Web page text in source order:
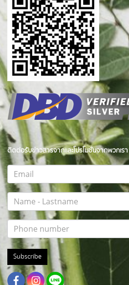
ติดต่อรับข่าวสารจากและโปรโมชั่นจากพวกเรา
Subscribe